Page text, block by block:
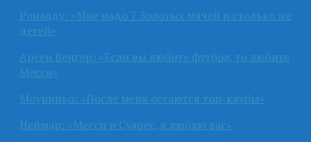
Роналду: «Мне надо 7 Золотых мячей и столько же
детей»
Арсен Венгер: «Если вы любите футбол, то любите
Месси»
Моуриньо: «После меня остаются топ-клубы»
Неймар: «Месси и Суарес, я люблю вас»